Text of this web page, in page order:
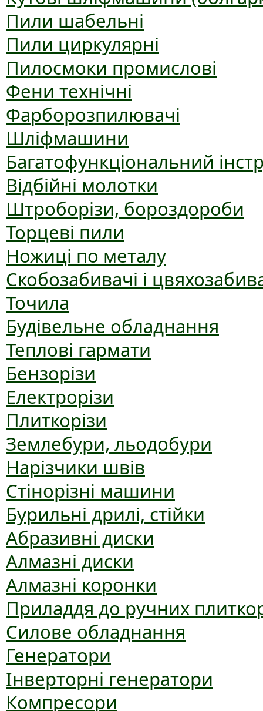
Пили шабельні
Пили циркулярні
Пилосмоки промислові
Фени технічні
Фарборозпилювачі
Шліфмашини
Багатофункціональний
Відбійні молотки
Штроборізи, бороздороби
Торцеві пили
Ножиці по металу
Скобозабивачі і
Точила
Будівельне обладнання
Теплові гармати
Бензорізи
Електрорізи
Плиткорізи
Землебури, льодобури
Нарізчики швів
Стінорізні машини
Бурильні дрилі, стійки
Абразивні диски
Алмазні диски
Алмазні коронки
Приладдя до ручних
Силове обладнання
Генератори
Інверторні генератори
Компресори